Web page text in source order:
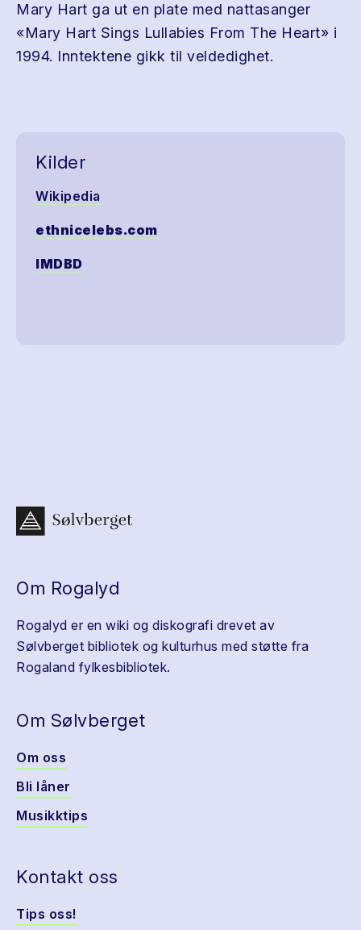
Mary Hart ga ut en plate med nattasanger
«Mary Hart Sings Lullabies From The Heart» i
1994. Inntektene gikk til veldedighet.
Kilder
Wikipedia
ethnicelebs.com
IMDBD
Om Rogalyd
Rogalyd er en wiki og diskografi drevet av
Sølvberget bibliotek og kulturhus med støtte fra
Rogaland fylkesbibliotek.
Om Sølvberget
Om oss
Bli låner
Musikktips
Kontakt oss
Tips oss!